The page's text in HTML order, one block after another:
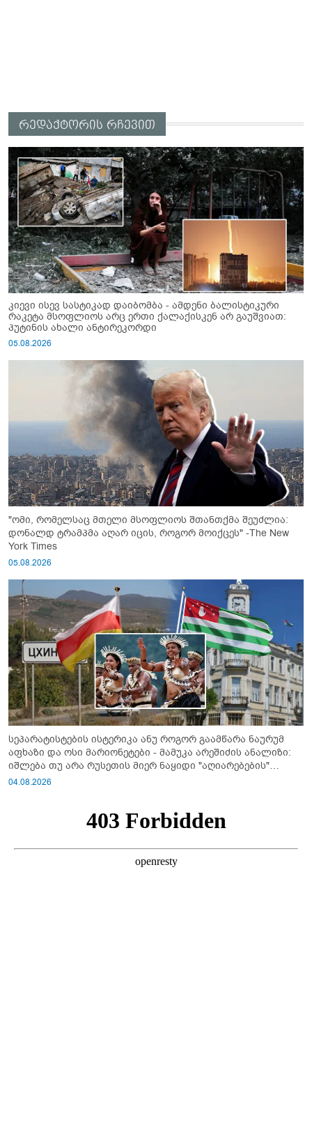
რედაქტორის რჩევით
კიევი ისევ სასტიკად დაიბომბა - ამდენი ბალისტიკური
რაკეტა მსოფლიოს არც ერთი ქალაქისკენ არ გაუშვიათ:
პუტინის ახალი ანტირეკორდი
05.08.2026
"ომი, რომელსაც მთელი მსოფლიოს შთანთქმა შეუძლია:
დონალდ ტრამპმა აღარ იცის, როგორ მოიქცეს" -The New
York Times
05.08.2026
სეპარატისტების ისტერიკა ანუ როგორ გაამწარა ნაურუმ
აფხაზი და ოსი მარიონეტები - მამუკა არეშიძის ანალიზი:
იშლება თუ არა რუსეთის მიერ ნაყიდი "აღიარებების"
სისტემა?!
04.08.2026